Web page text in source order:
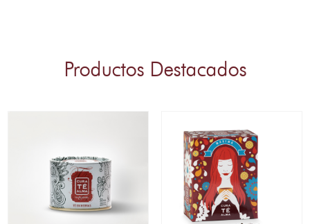
Productos Destacados